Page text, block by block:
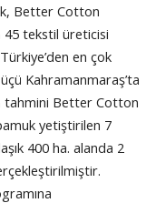
Better Cotton
45 tekstil üreticisi
en çok
Kahramanmaraş’ta
tahmini Better Cotton
yetiştirilen 7
400 ha. alanda 2